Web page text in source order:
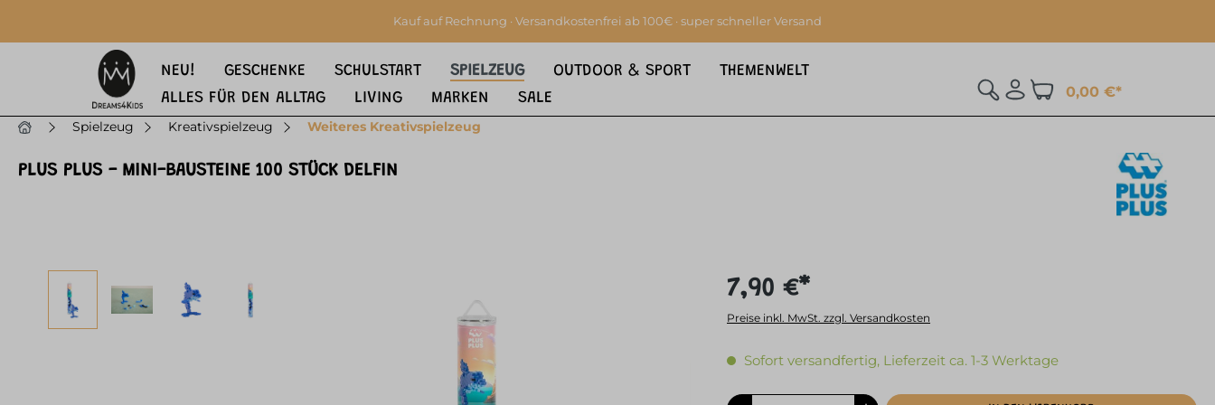
Kauf auf Rechnung · Versandkostenfrei ab 100€ · super schneller Versand
NEU! GESCHENKE SCHULSTART SPIELZEUG OUTDOOR & SPORT
THEMENWELT
ALLES FÜR DEN ALLTAG
LIVING MARKEN SALE 0,00 €*
Spielzeug Kreativspielzeug Weiteres Kreativspielzeug
PLUS PLUS - MINI-BAUSTEINE 100 STÜCK DELFIN
Bildergalerie überspringen 7,90 €*
Preise inkl. MwSt. zzgl. Versandkosten
Sofort versandfertig, Lieferzeit ca. 1-3 Werktage